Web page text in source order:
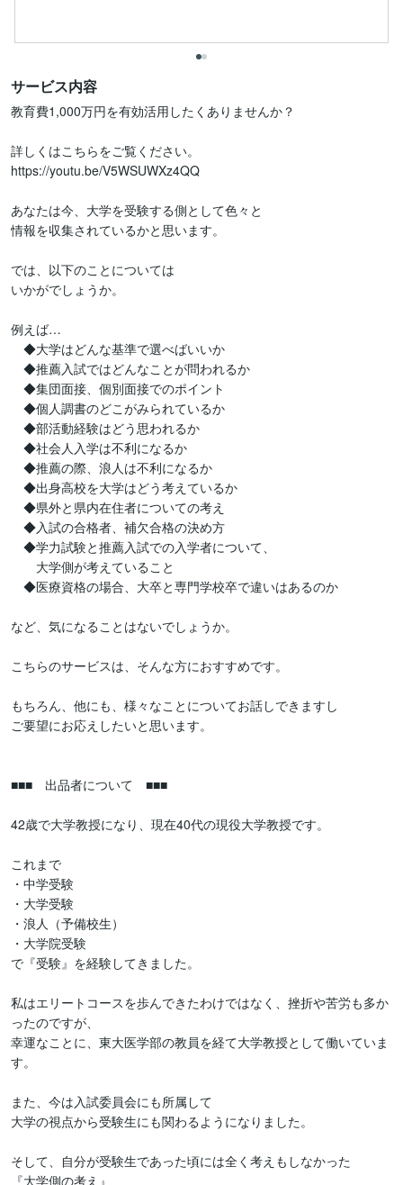
サービス内容
教育費1,000万円を有効活用したくありませんか？
詳しくはこちらをご覧ください。
https://youtu.be/V5WSUWXz4QQ
あなたは今、大学を受験する側として色々と
情報を収集されているかと思います。
では、以下のことについては
いかがでしょうか。
例えば…
◆大学はどんな基準で選べばいいか
◆推薦入試ではどんなことが問われるか
◆集団面接、個別面接でのポイント
◆個人調書のどこがみられているか
◆部活動経験はどう思われるか
◆社会人入学は不利になるか
◆推薦の際、浪人は不利になるか
◆出身高校を大学はどう考えているか
◆県外と県内在住者についての考え
◆入試の合格者、補欠合格の決め方
◆学力試験と推薦入試での入学者について、
大学側が考えていること
◆医療資格の場合、大卒と専門学校卒で違いはあるのか
など、気になることはないでしょうか。
こちらのサービスは、そんな方におすすめです。
もちろん、他にも、様々なことについてお話しできますし
ご要望にお応えしたいと思います。
■■■　出品者について　■■■
42歳で大学教授になり、現在40代の現役大学教授です。
これまで
・中学受験
・大学受験
・浪人（予備校生）
・大学院受験
で『受験』を経験してきました。
私はエリートコースを歩んできたわけではなく、挫折や苦労も多か
ったのですが、
幸運なことに、東大医学部の教員を経て大学教授として働いていま
す。
また、今は入試委員会にも所属して
大学の視点から受験生にも関わるようになりました。
そして、自分が受験生であった頃には全く考えもしなかった
『大学側の考え』